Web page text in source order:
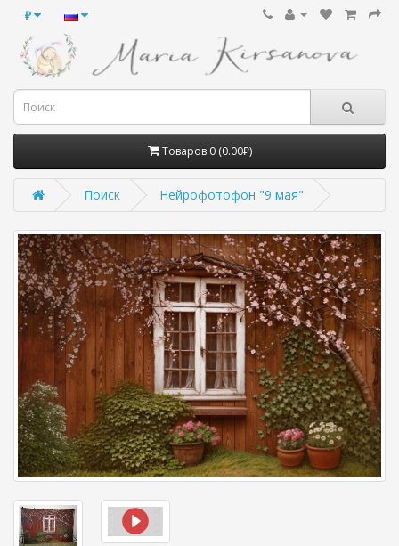
₽
Товаров 0 (0.00₽)
Поиск Нейрофотофон "9 мая"